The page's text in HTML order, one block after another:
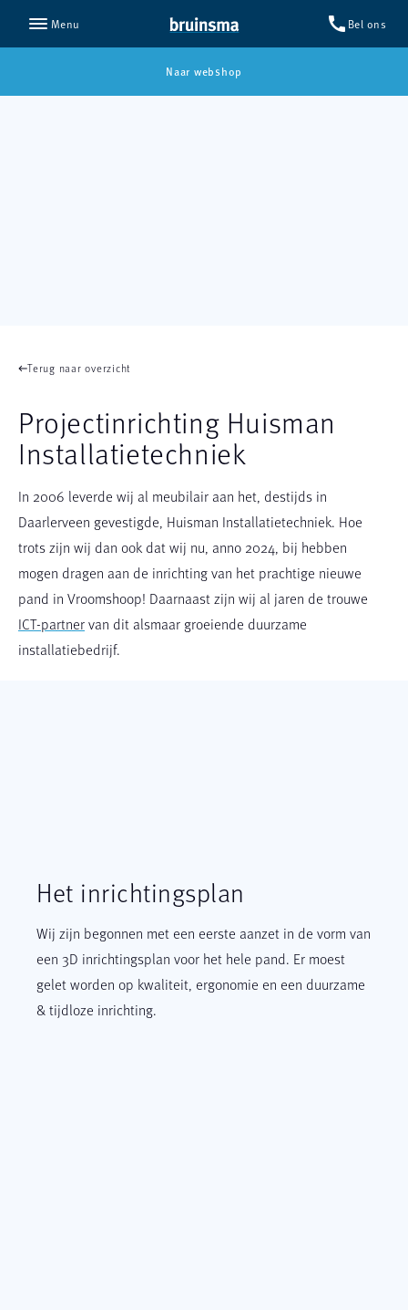
Menu call Bel ons
Naar webshop
Terug naar overzicht
Projectinrichting Huisman
Installatietechniek
In 2006 leverde wij al meubilair aan het, destijds in
Daarlerveen gevestigde, Huisman Installatietechniek. Hoe
trots zijn wij dan ook dat wij nu, anno 2024, bij hebben
mogen dragen aan de inrichting van het prachtige nieuwe
pand in Vroomshoop! Daarnaast zijn wij al jaren de trouwe
ICT-partnervan dit alsmaar groeiende duurzame
installatiebedrijf.
Het inrichtingsplan
Wij zijn begonnen met een eerste aanzet in de vorm van
een 3D inrichtingsplan voor het hele pand. Er moest
gelet worden op kwaliteit, ergonomie en een duurzame
& tijdloze inrichting.